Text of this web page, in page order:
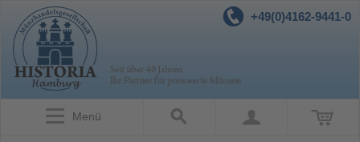
+49(0)4162-9441-0
Menü